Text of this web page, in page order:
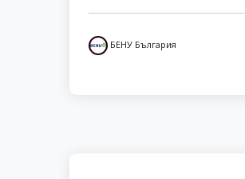
БЕНУ България